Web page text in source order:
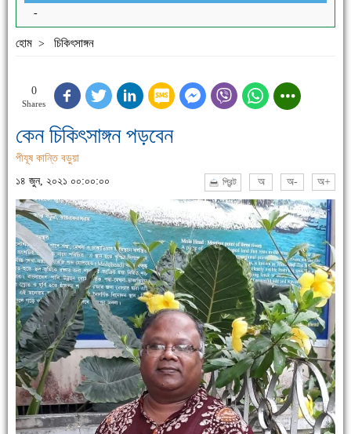
হোম > চিকিৎসাঙ্গন
0
Shares
কেন চিকিৎসাঙ্গন পড়বেন
পীযূষ কান্তি বড়ুয়া
১৪ জুন, ২০২১ ০০:০০:০০
প্রিন্ট অ অ- অ+